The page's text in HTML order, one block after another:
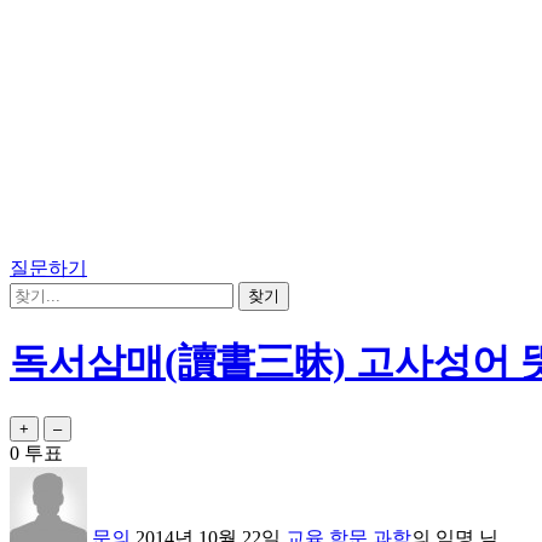
질문하기
독서삼매(讀書三昧) 고사성어
0 투표
문의 2014년 10월 22일 교육,학문,과학의 익명 님